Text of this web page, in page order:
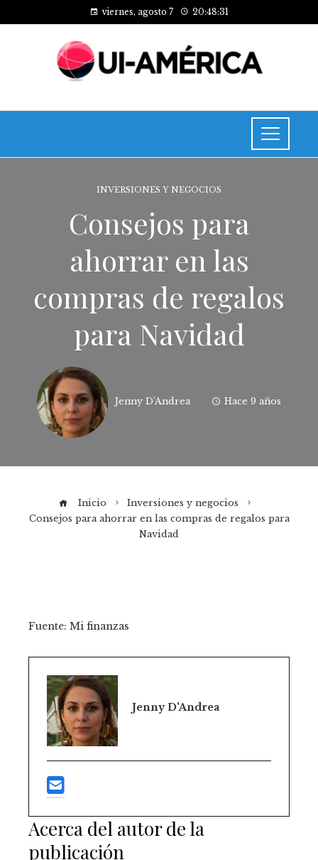
viernes, agosto 7 20:48:31
INVERSIONES Y NEGOCIOS
Consejos para
ahorrar en las
compras de regalos
para Navidad
Jenny D'Andrea Hace 9 años
Inicio
Inversiones y negocios
Consejos para ahorrar en las compras de regalos para
Navidad
Fuente: Mi finanzas
Jenny D'Andrea
Acerca del autor de la
publicación